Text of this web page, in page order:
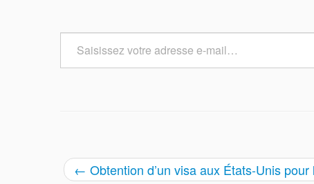
votre
adresse
← Obtention d’un visa aux États-Unis